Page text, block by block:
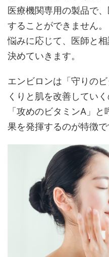
医療機関専用の製品で
することができません。
悩みに応じて、医師と
決めていきます。
エンビロンは「守りの
くりと肌を改善してい
「攻めのビタミンA」
果を発揮するのが特徴で